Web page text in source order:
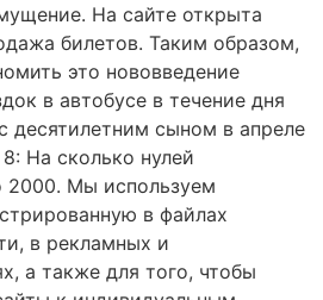
На сайте открыта
билетов. Таким образом,
это нововведение
в автобусе в течение дня
десятилетним сыном в апреле
На сколько нулей
2000. Мы используем
в файлах
в рекламных и
а также для того, чтобы